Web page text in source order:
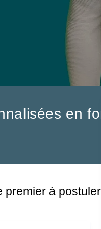
en
premier à postuler